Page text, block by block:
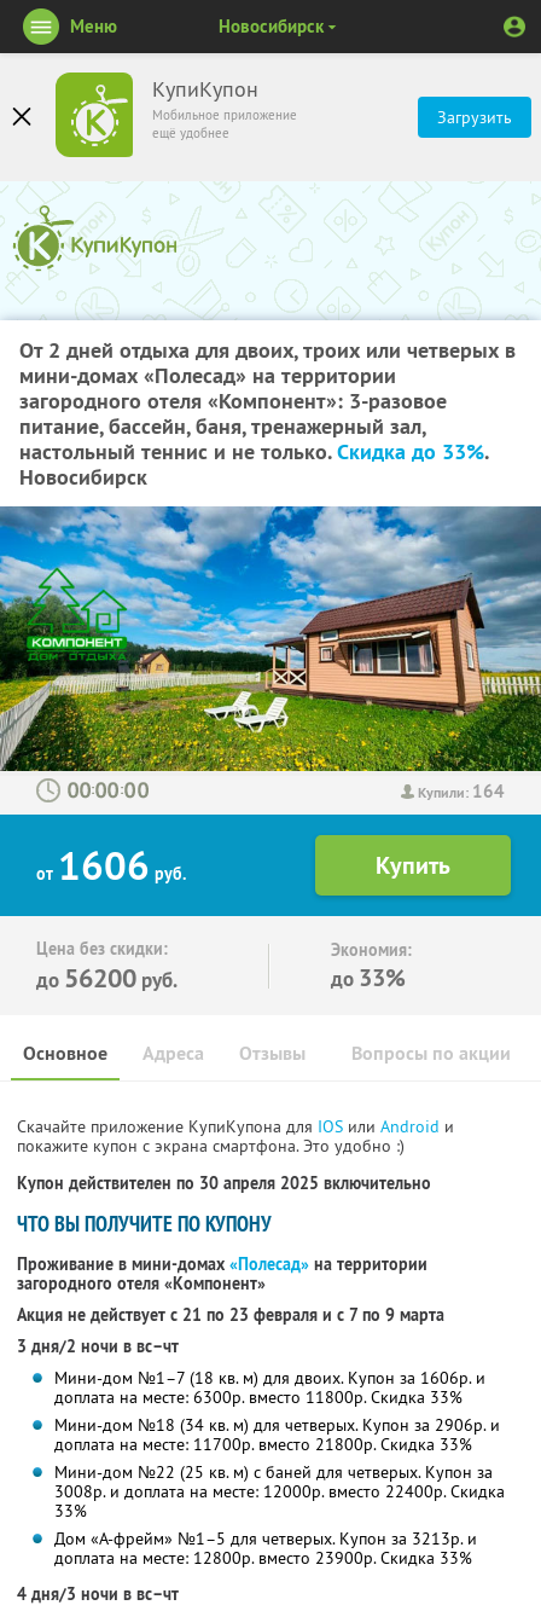
КупиКупон
Мобильное приложение
ещё удобнее
Загрузить
Меню Новосибирск
От 2 дней отдыха для двоих, троих или четверых в
мини-домах «Полесад» на территории
загородного отеля «Компонент»: 3-разовое
питание, бассейн, баня, тренажерный зал,
настольный теннис и не только.Скидка до 33%.
Новосибирск
Купили: 164
: :
от 1606 руб.
Цена без скидки:
до 56200 руб.
Экономия:
до 33%
Основное Отзывы Вопросы по акции
Адреса
Скачайте приложение КупиКупона для IOS или Android и
покажите купон с экрана смартфона. Это удобно :)
Купон действителен по 30 апреля 2025 включительно
ЧТО ВЫ ПОЛУЧИТЕ ПО КУПОНУ
Проживание в мини-домах «Полесад» на территории
загородного отеля «Компонент»
Акция не действует с 21 по 23 февраля и с 7 по 9 марта
3 дня/2 ночи в вс–чт
Мини-дом №1–7 (18 кв. м) для двоих. Купон за 1606р. и
доплата на месте: 6300р. вместо 11800р. Скидка 33%
Мини-дом №18 (34 кв. м) для четверых. Купон за 2906р. и
доплата на месте: 11700р. вместо 21800р. Скидка 33%
Мини-дом №22 (25 кв. м) с баней для четверых. Купон за
3008р. и доплата на месте: 12000р. вместо 22400р. Скидка
33%
Дом «А-фрейм» №1–5 для четверых. Купон за 3213р. и
доплата на месте: 12800р. вместо 23900р. Скидка 33%
4 дня/3 ночи в вс–чт